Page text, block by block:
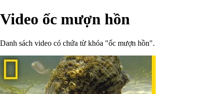
Video ốc mượn hồn
Danh sách video có chứa từ khóa "ốc mượn hồn".